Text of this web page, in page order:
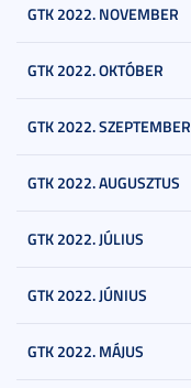
GTK 2022. NOVEMBER
GTK 2022. OKTÓBER
GTK 2022. SZEPTEMBER
GTK 2022. AUGUSZTUS
GTK 2022. JÚLIUS
GTK 2022. JÚNIUS
GTK 2022. MÁJUS